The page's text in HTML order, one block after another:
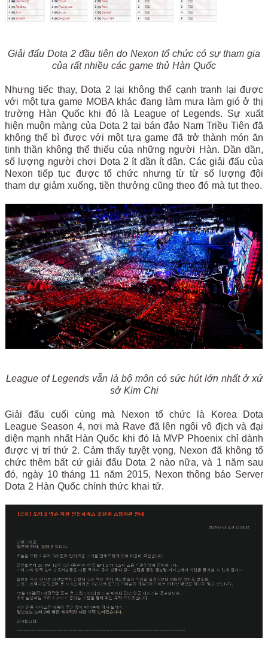
Giải đấu Dota 2 đầu tiên do Nexon tổ chức có sự tham gia
của rất nhiều các game thủ Hàn Quốc
Nhưng tiếc thay, Dota 2 lại không thể cạnh tranh lại được
với một tựa game MOBA khác đang làm mưa làm gió ở thị
trường Hàn Quốc khi đó là League of Legends. Sự xuất
hiện muộn màng của Dota 2 tại bán đảo Nam Triều Tiên đã
không thể bì được với một tựa game đã trở thành món ăn
tinh thần không thể thiếu của những người Hàn. Dần dần,
số lượng người chơi Dota 2 ít dần ít dân. Các giải đấu của
Nexon tiếp tục được tổ chức nhưng từ từ số lượng đội
tham dự giảm xuống, tiền thưởng cũng theo đó mà tụt theo.
League of Legends vẫn là bộ môn có sức hút lớn nhất ở xứ
sở Kim Chi
Giải đấu cuối cùng mà Nexon tổ chức là Korea Dota
League Season 4, nơi mà Rave đã lên ngôi vô địch và đại
diện mạnh nhất Hàn Quốc khi đó là MVP Phoenix chỉ dành
được vị trí thứ 2. Cảm thấy tuyệt vọng, Nexon đã không tổ
chức thêm bất cứ giải đấu Dota 2 nào nữa, và 1 năm sau
đó, ngày 10 tháng 11 năm 2015, Nexon thông báo Server
Dota 2 Hàn Quốc chính thức khai tử.